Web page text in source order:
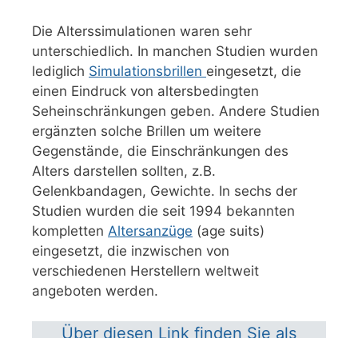
Die Alterssimulationen waren sehr
unterschiedlich. In manchen Studien wurden
lediglich Simulationsbrillen eingesetzt, die
einen Eindruck von altersbedingten
Seheinschränkungen geben. Andere Studien
ergänzten solche Brillen um weitere
Gegenstände, die Einschränkungen des
Alters darstellen sollten, z.B.
Gelenkbandagen, Gewichte. In sechs der
Studien wurden die seit 1994 bekannten
kompletten Altersanzüge (age suits)
eingesetzt, die inzwischen von
verschiedenen Herstellern weltweit
angeboten werden.
Über diesen Link finden Sie als